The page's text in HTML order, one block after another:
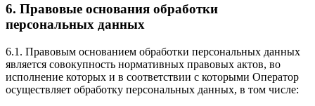
6. Правовые основания обработки
персональных данных
6.1. Правовым основанием обработки персональных данных
является совокупность нормативных правовых актов, во
исполнение которых и в соответствии с которыми Оператор
осуществляет обработку персональных данных, в том числе: